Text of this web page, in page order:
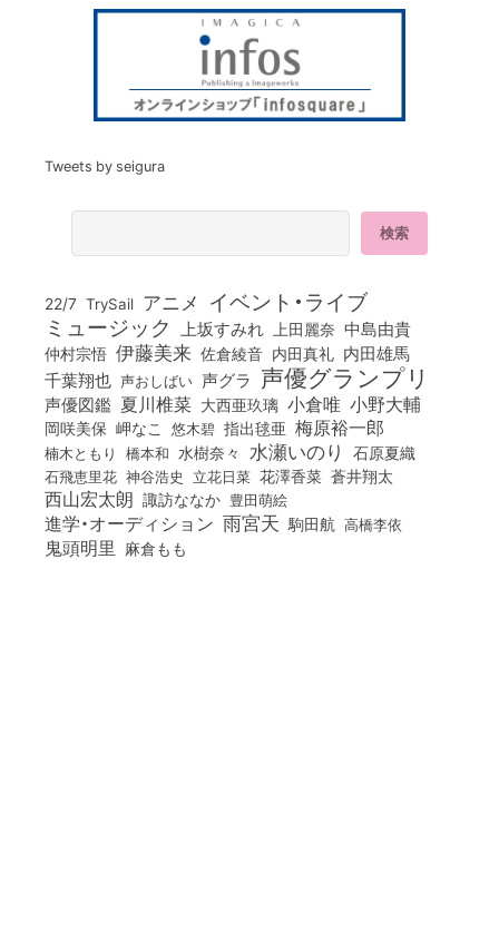
Tweets by seigura
22/7 TrySail アニメ イベント・ライブ
ミュージック 上坂すみれ 上田麗奈 中島由貴
仲村宗悟 伊藤美来 佐倉綾音 内田真礼 内田雄馬
千葉翔也 声おしばい 声グラ 声優グランプリ
声優図鑑 夏川椎菜 大西亜玖璃 小倉唯 小野大輔
岡咲美保 岬なこ 悠木碧 指出毬亜 梅原裕一郎
楠木ともり 橋本和 水樹奈々 水瀬いのり 石原夏織
石飛恵里花 神谷浩史 立花日菜 花澤香菜 蒼井翔太
西山宏太朗 諏訪ななか 豊田萌絵
進学・オーディション 雨宮天 駒田航 高橋李依
鬼頭明里 麻倉もも